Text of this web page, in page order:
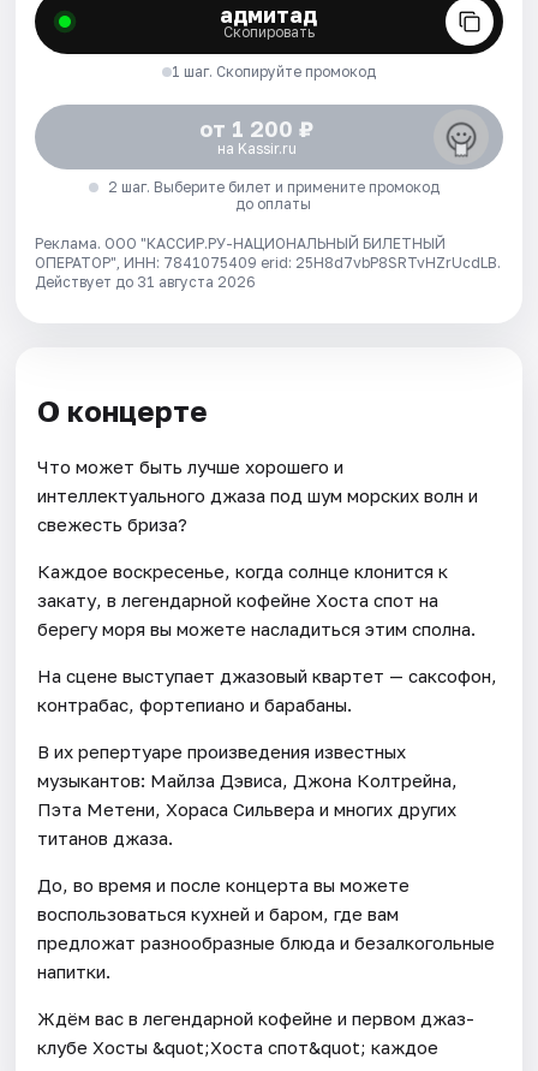
адмитад
Скопировать
1 шаг. Скопируйте промокод
от 1 200 ₽
на Kassir.ru
2 шаг. Выберите билет и примените промокод
до оплаты
Реклама. ООО "КАССИР.РУ-НАЦИОНАЛЬНЫЙ БИЛЕТНЫЙ
ОПЕРАТОР", ИНН: 7841075409 erid: 25H8d7vbP8SRTvHZrUcdLB.
Действует до 31 августа 2026
О концерте
Что может быть лучше хорошего и
интеллектуального джаза под шум морских волн и
свежесть бриза?
Каждое воскресенье, когда солнце клонится к
закату, в легендарной кофейне Хоста спот на
берегу моря вы можете насладиться этим сполна.
На сцене выступает джазовый квартет — саксофон,
контрабас, фортепиано и барабаны.
В их репертуаре произведения известных
музыкантов: Майлза Дэвиса, Джона Колтрейна,
Пэта Метени, Хораса Сильвера и многих других
титанов джаза.
До, во время и после концерта вы можете
воспользоваться кухней и баром, где вам
предложат разнообразные блюда и безалкогольные
напитки.
Ждём вас в легендарной кофейне и первом джаз-
клубе Хосты &quot;Хоста спот&quot; каждое